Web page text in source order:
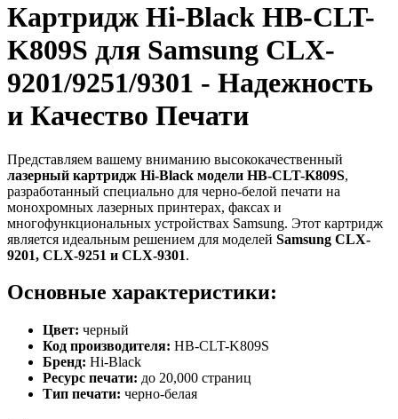
Картридж Hi-Black HB-CLT-
K809S для Samsung CLX-
9201/9251/9301 - Надежность
и Качество Печати
Представляем вашему вниманию высококачественный
лазерный картридж Hi-Black модели HB-CLT-K809S,
разработанный специально для черно-белой печати на
монохромных лазерных принтерах, факсах и
многофункциональных устройствах Samsung. Этот картридж
является идеальным решением для моделей Samsung CLX-
9201, CLX-9251 и CLX-9301.
Основные характеристики:
Цвет: черный
Код производителя: HB-CLT-K809S
Бренд: Hi-Black
Ресурс печати: до 20,000 страниц
Тип печати: черно-белая